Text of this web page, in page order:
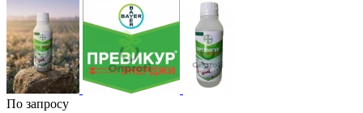
По запросу